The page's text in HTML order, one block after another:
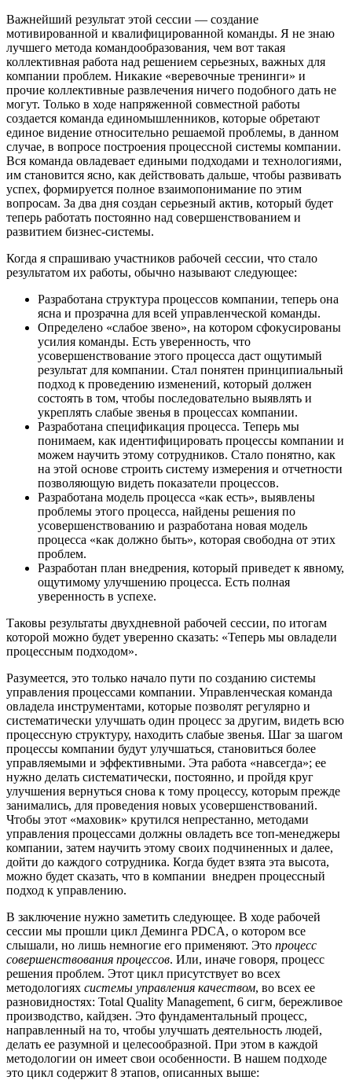
Важнейший результат этой сессии — создание
мотивированной и квалифицированной команды. Я не знаю
лучшего метода командообразования, чем вот такая
коллективная работа над решением серьезных, важных для
компании проблем. Никакие «веревочные тренинги» и
прочие коллективные развлечения ничего подобного дать не
могут. Только в ходе напряженной совместной работы
создается команда единомышленников, которые обретают
единое видение относительно решаемой проблемы, в данном
случае, в вопросе построения процессной системы компании.
Вся команда овладевает едиными подходами и технологиями,
им становится ясно, как действовать дальше, чтобы развивать
успех, формируется полное взаимопонимание по этим
вопросам. За два дня создан серьезный актив, который будет
теперь работать постоянно над совершенствованием и
развитием бизнес-системы.
Когда я спрашиваю участников рабочей сессии, что стало
результатом их работы, обычно называют следующее:
Разработана структура процессов компании, теперь она
ясна и прозрачна для всей управленческой команды.
Определено «слабое звено», на котором сфокусированы
усилия команды. Есть уверенность, что
усовершенствование этого процесса даст ощутимый
результат для компании. Стал понятен принципиальный
подход к проведению изменений, который должен
состоять в том, чтобы последовательно выявлять и
укреплять слабые звенья в процессах компании.
Разработана спецификация процесса. Теперь мы
понимаем, как идентифицировать процессы компании и
можем научить этому сотрудников. Стало понятно, как
на этой основе строить систему измерения и отчетности
позволяющую видеть показатели процессов.
Разработана модель процесса «как есть», выявлены
проблемы этого процесса, найдены решения по
усовершенствованию и разработана новая модель
процесса «как должно быть», которая свободна от этих
проблем.
Разработан план внедрения, который приведет к явному,
ощутимому улучшению процесса. Есть полная
уверенность в успехе.
Таковы результаты двухдневной рабочей сессии, по итогам
которой можно будет уверенно сказать: «Теперь мы овладели
процессным подходом».
Разумеется, это только начало пути по созданию системы
управления процессами компании. Управленческая команда
овладела инструментами, которые позволят регулярно и
систематически улучшать один процесс за другим, видеть всю
процессную структуру, находить слабые звенья. Шаг за шагом
процессы компании будут улучшаться, становиться более
управляемыми и эффективными. Эта работа «навсегда»; ее
нужно делать систематически, постоянно, и пройдя круг
улучшения вернуться снова к тому процессу, которым прежде
занимались, для проведения новых усовершенствований.
Чтобы этот «маховик» крутился непрестанно, методами
управления процессами должны овладеть все топ-менеджеры
компании, затем научить этому своих подчиненных и далее,
дойти до каждого сотрудника. Когда будет взята эта высота,
можно будет сказать, что в компании внедрен процессный
подход к управлению.
В заключение нужно заметить следующее. В ходе рабочей
сессии мы прошли цикл Деминга PDCA, о котором все
слышали, но лишь немногие его применяют. Это процесс
совершенствования процессов. Или, иначе говоря, процесс
решения проблем. Этот цикл присутствует во всех
методологиях системы управления качеством, во всех ее
разновидностях: Total Quality Management, 6 сигм, бережливое
производство, кайдзен. Это фундаментальный процесс,
направленный на то, чтобы улучшать деятельность людей,
делать ее разумной и целесообразной. При этом в каждой
методологии он имеет свои особенности. В нашем подходе
это цикл содержит 8 этапов, описанных выше: